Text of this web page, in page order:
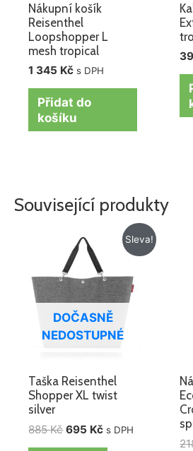
Nákupní košík
Reisenthel
Loopshopper L
mesh tropical
1 345 Kč s DPH
Přidat do
košíku
Související produkty
Sleva!
DOČASNĚ
NEDOSTUPNÉ
Taška Reisenthel
Shopper XL twist
silver
885Kč
Původní
cena
byla:
885 Kč.
695 Kč
Aktuální
cena
695 Kč.
s DPH